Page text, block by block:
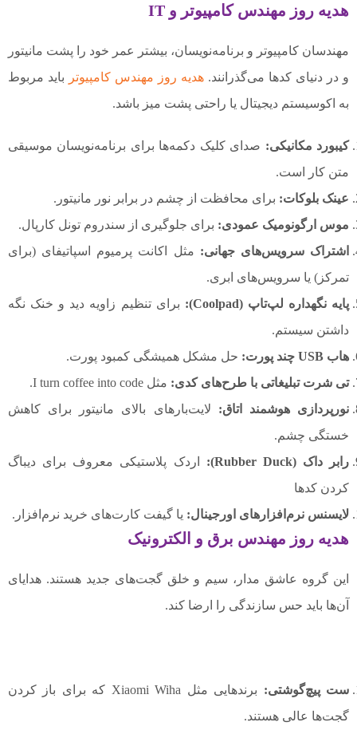
هدیه روز مهندس کامپیوتر و IT
مهندسان کامپیوتر و برنامه‌نویسان، بیشتر عمر خود را پشت مانیتور
و در دنیای کدها می‌گذرانند. هدیه روز مهندس کامپیوتر
باید مربوط
به اکوسیستم دیجیتال یا راحتی پشت میز باشد.
کیبورد مکانیکی: صدای کلیک دکمه‌ها برای برنامه‌نویسان موسیقی
متن کار است.
عینک بلوکات: برای محافظت از چشم در برابر نور مانیتور.
موس ارگونومیک عمودی: برای جلوگیری از سندروم تونل کارپال.
اشتراک سرویس‌های جهانی: مثل اکانت پرمیوم اسپاتیفای (برای
تمرکز) یا سرویس‌های ابری.
پایه نگهداره لپ‌تاپ (Coolpad):
برای تنظیم زاویه دید و خنک نگه
داشتن سیستم.
هاب USB چند پورت:
حل مشکل همیشگی کمبود پورت.
تی شرت تبلیغاتی با طرح‌های کدی: مثل I turn coffee into code.
نورپردازی هوشمند اتاق: لایت‌بارهای بالای مانیتور برای کاهش
خستگی چشم.
رابر داک (Rubber Duck):
اردک پلاستیکی معروف برای دیباگ
کردن کدها
لایسنس نرم‌افزارهای اورجینال: یا گیفت کارت‌های خرید نرم‌افزار.
هدیه روز مهندس برق و الکترونیک
این گروه عاشق مدار، سیم و خلق گجت‌های جدید هستند. هدایای
آن‌ها باید حس سازندگی را ارضا کند.
ست پیچ‌گوشتی:
برندهایی مثل Xiaomi Wiha که برای باز کردن
گجت‌ها عالی هستند.